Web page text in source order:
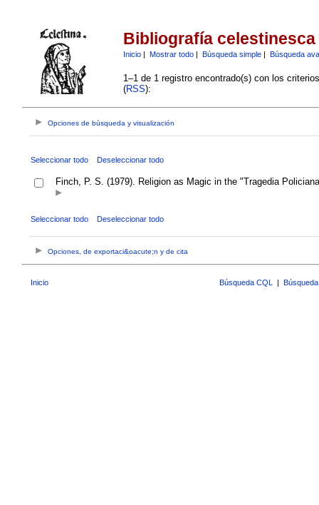
Bibliografía celestinesca
Inicio| Mostrar todo| Búsqueda simple| Búsqueda
1–1 de 1 registro encontrado(s) con los
(RSS):
Opciones de búsqueda y visualización
Seleccionar todo Deseleccionar todo
Finch, P. S. (1979). Religion as Magic in the "Tragedia
Seleccionar todo Deseleccionar todo
Opciones, de exportaci&oacute;n y de cita
Inicio Búsqueda CQL |